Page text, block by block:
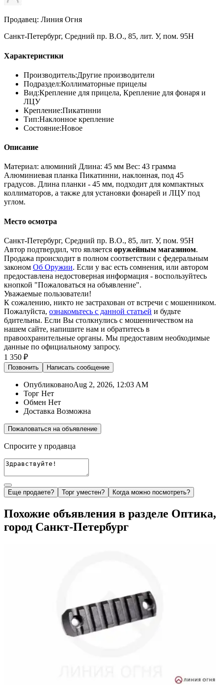
Продавец: Линия Огня
Санкт-Петербург, Средний пр. В.О., 85, лит. У, пом. 95Н
Характеристики
Производитель:Другие производители
Подраздел:Коллиматорные прицелы
Вид:Крепление для прицела, Крепление для фонаря и
ЛЦУ
Крепление:Пикатинни
Тип:Наклонное крепление
Состояние:Новое
Описание
Материал: алюминий Длина: 45 мм Вес: 43 грамма
Алюминиевая планка Пикатинни, наклонная, под 45
градусов. Длина планки - 45 мм, подходит для компактных
коллиматоров, а также для установки фонарей и ЛЦУ под
углом.
Место осмотра
Санкт-Петербург, Средний пр. В.О., 85, лит. У, пом. 95Н
Автор подтвердил, что является оружейным магазином.
Продажа происходит в полном соответствии с федеральным
законом Об Оружии. Если у вас есть сомнения, или автором
предоставлена недостоверная информация - воспользуйтесь
кнопкой "Пожаловаться на объявление".
Уважаемые пользователи!
К сожалению, никто не застрахован от встречи с мошенником.
Пожалуйста, ознакомьтесь с данной статьей и будьте
бдительны. Если Вы столкнулись с мошенничеством на
нашем сайте, напишите нам и обратитесь в
правоохранительные органы. Мы предоставим необходимые
данные по официальному запросу.
1 350 ₽
Позвонить Написать сообщение
ОпубликованоAug 2, 2026, 12:03 AM
Торг Нет
Обмен Нет
Доставка Возможна
Пожаловаться на объявление
Спросите у продавца
Еще продаете? Торг уместен? Когда можно посмотреть?
Похожие объявления в разделе Оптика,
город Санкт-Петербург